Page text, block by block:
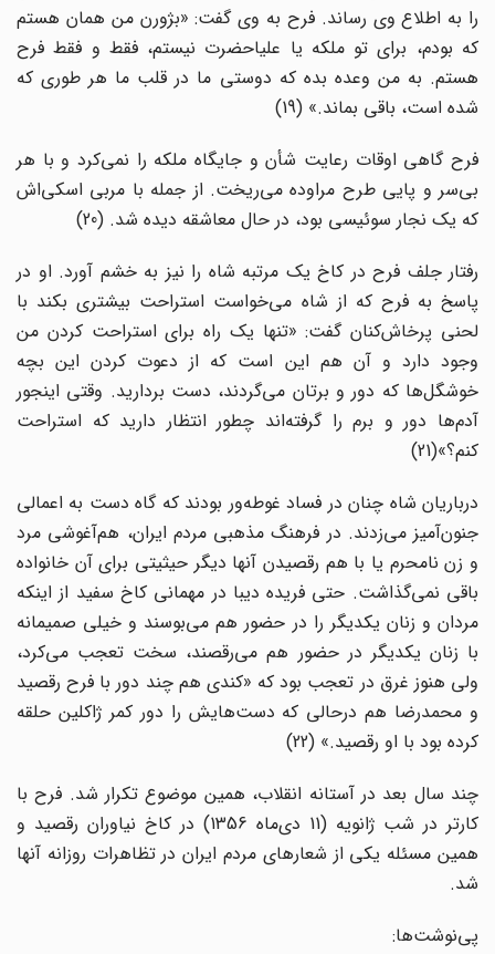
را به اطلاع وی رساند. فرح به وی گفت: «بژورن من همان هستم
که بودم، برای تو ملکه یا علیاحضرت نیستم، فقط و فقط فرح
هستم. به من وعده بده که دوستی ما در قلب ما هر طوری که
شده است، باقی بماند.» (19)
فرح گاهی اوقات رعایت شأن و جایگاه ملکه را نمی‌کرد و با هر
بی‌سر و پایی طرح مراوده می‌ریخت. از جمله با مربی اسکی‌اش
که یک نجار سوئیسی بود، در حال معاشقه دیده شد. (20)
رفتار جلف فرح در کاخ یک مرتبه شاه را نیز به خشم آورد. او در
پاسخ به فرح که از شاه می‌خواست استراحت بیشتری بکند با
لحنی پرخا‌ش‌کنان گفت: «تنها یک راه برای استراحت کردن من
وجود دارد و آن هم این است که از دعوت کردن این بچه
خوشگل‌ها که دور و برتان می‌گردند، دست بردارید. وقتی اینجور
آدم‌ها دور و برم را گرفته‌اند چطور انتظار دارید که استراحت
کنم؟»(21)
درباریان شاه چنان در فساد غوطه‌ور بودند که گاه دست به اعمالی
جنون‌آمیز می‌زدند. در فرهنگ مذهبی مردم ایران، هم‌آغوشی مرد
و زن نامحرم یا با هم رقصیدن آنها دیگر حیثیتی برای آن خانواده
باقی نمی‌گذاشت. حتی فریده دیبا در مهمانی کاخ سفید از اینکه
مردان و زنان یکدیگر را در حضور هم می‌بوسند و خیلی صمیمانه
با زنان یکدیگر در حضور هم می‌رقصند، سخت تعجب می‌کرد،
ولی هنوز غرق در تعجب بود که «کندی هم چند دور با فرح رقصید
و محمدرضا هم درحالی که دست‌هایش را دور کمر ژاکلین حلقه
کرده بود با او رقصید.» (22)
چند سال بعد در آستانه انقلاب، همین موضوع تکرار شد. فرح با
کارتر در شب ژانویه (11 دی‌ماه 1356) در کاخ نیاوران رقصید و
همین مسئله یکی از شعارهای مردم ایران در تظاهرات روزانه آنها
شد.
پی‌نوشت‌ها: